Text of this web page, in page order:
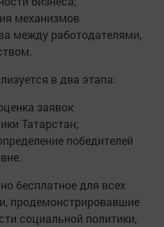
механизмов
между работодателями,
в два этапа:
заявок
Татарстан;
победителей
бесплатное для всех
продемонстрировавшие
социальной политики,